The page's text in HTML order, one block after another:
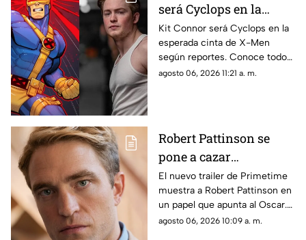
será Cyclops en la
película de X-Men
Kit Connor será Cyclops en la
esperada cinta de X-Men
según reportes. Conoce todos
los detalles sobre el fichaje del
agosto 06, 2026 11:21 a. m.
Robert Pattinson se
pone a cazar
pederastas en el nuevo
thriller basado en
hechos reales
‘Primetime'
El nuevo trailer de Primetime
muestra a Robert Pattinson en
un papel que apunta al Oscar.
Descubre todos los detalles de
agosto 06, 2026 10:09 a. m.